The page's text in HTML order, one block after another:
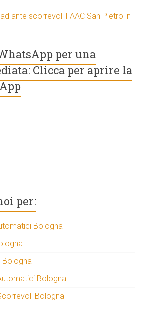
ante scorrevoli FAAC San Pietro in
per una
Clicca per aprire la
per:
Bologna
Bologna
Bologna
Bologna